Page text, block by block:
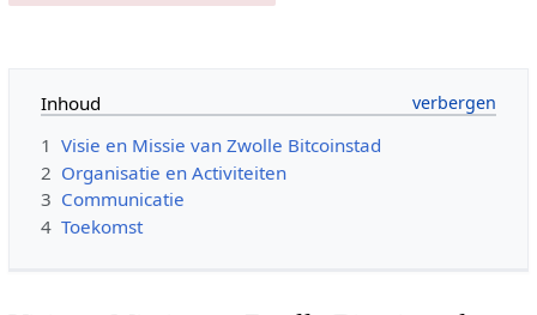
Inhoud
1 Visie en Missie van Zwolle Bitcoinstad
2 Organisatie en Activiteiten
3 Communicatie
4 Toekomst